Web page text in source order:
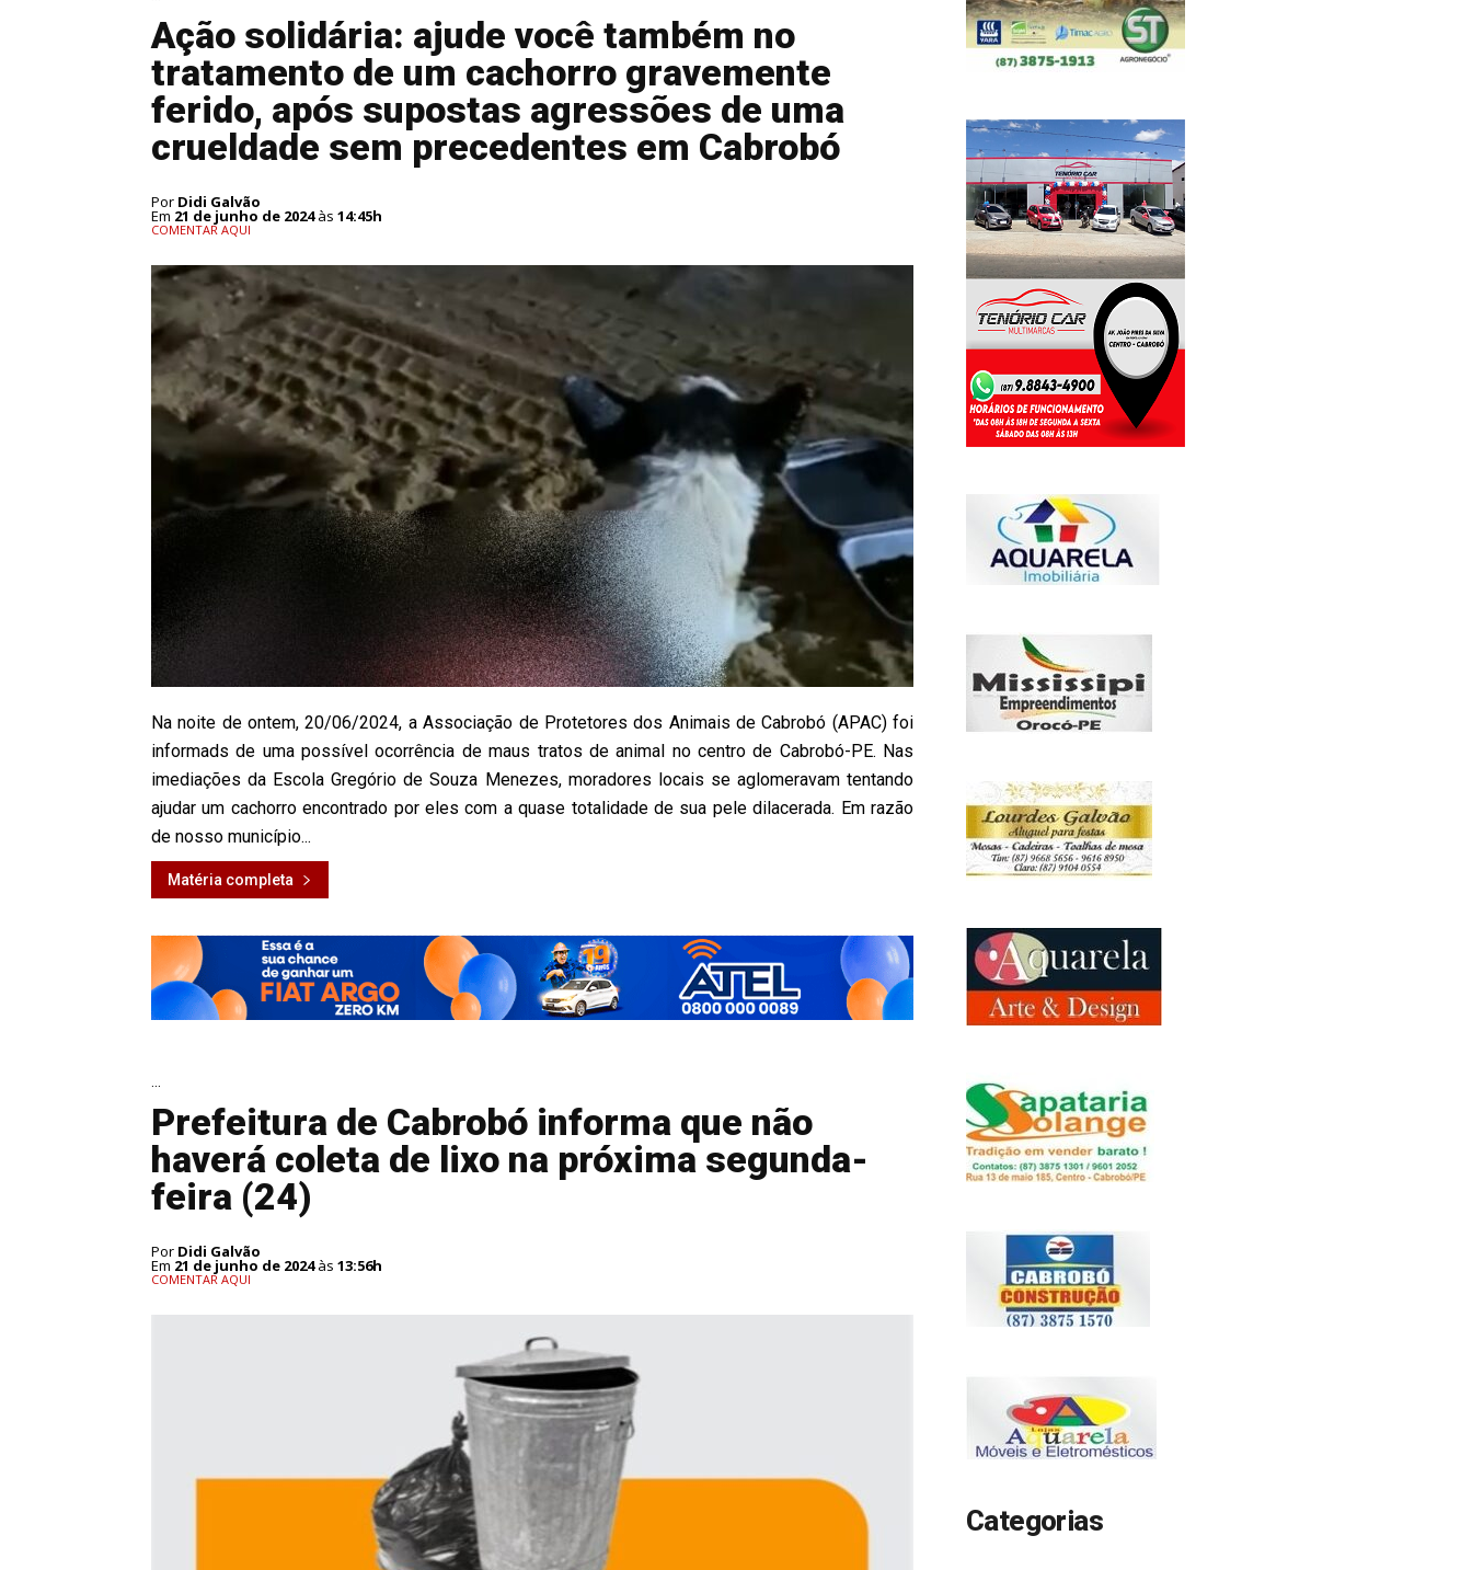
Ação solidária: ajude você também no
tratamento de um cachorro gravemente
ferido, após supostas agressões de uma
crueldade sem precedentes em Cabrobó
Por Didi Galvão
Em 21 de junho de 2024às 14:45h
COMENTAR AQUI
Na noite de ontem, 20/06/2024, a Associação de Protetores dos Animais de Cabrobó (APAC) foi
informads de uma possível ocorrência de maus tratos de animal no centro de Cabrobó-PE. Nas
imediações da Escola Gregório de Souza Menezes, moradores locais se aglomeravam tentando
ajudar um cachorro encontrado por eles com a quase totalidade de sua pele dilacerada. Em razão
de nosso município...
Matéria completa
Prefeitura de Cabrobó informa que não
haverá coleta de lixo na próxima segunda-
feira (24)
Por Didi Galvão
Em 21 de junho de 2024às 13:56h
COMENTAR AQUI
Categorias